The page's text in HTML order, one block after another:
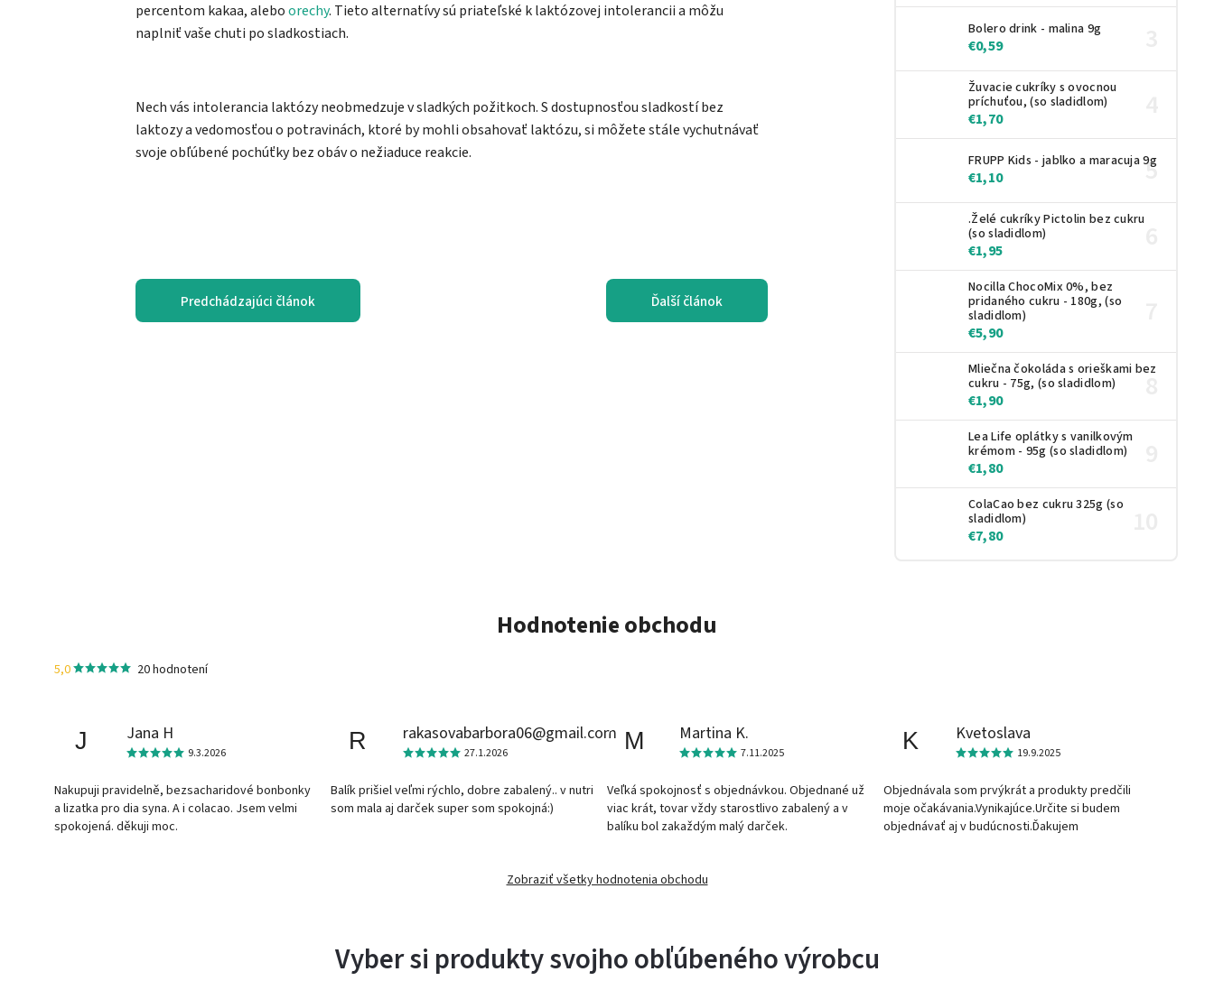
Bolero drink - malina 9g
€0,59
Žuvacie cukríky s ovocnou
príchuťou, (so sladidlom)
€1,70
FRUPP Kids - jablko a maracuja 9g
€1,10
.Želé cukríky Pictolin bez cukru
(so sladidlom)
€1,95
Nocilla ChocoMix 0%, bez
pridaného cukru - 180g, (so
sladidlom)
€5,90
Mliečna čokoláda s orieškami bez
cukru - 75g, (so sladidlom)
€1,90
Lea Life oplátky s vanilkovým
krémom - 95g (so sladidlom)
€1,80
ColaCao bez cukru 325g (so
sladidlom)
€7,80
percentom kakaa, aleboorechy. Tieto alternatívy sú priateľské k laktózovej intolerancii a môžu
naplniť vaše chuti po sladkostiach.
Nech vás intolerancia laktózy neobmedzuje v sladkých požitkoch. S dostupnosťou sladkostí bez
laktozy a vedomosťou o potravinách, ktoré by mohli obsahovať laktózu, si môžete stále vychutnávať
svoje obľúbené pochúťky bez obáv o nežiaduce reakcie.
Predchádzajúci článok Ďalší článok
Hodnotenie obchodu
5,0 20 hodnotení
J Jana H
9.3.2026
Nakupuji pravidelně, bezsacharidové bonbonky
a lizatka pro dia syna. A i colacao. Jsem velmi
spokojená. děkuji moc.
R rakasovabarbora06@gmail.com
27.1.2026
Balík prišiel veľmi rýchlo, dobre zabalený.. v nutri
som mala aj darček super som spokojná:)
M Martina K.
7.11.2025
Veľká spokojnosť s objednávkou. Objednané už
viac krát, tovar vždy starostlivo zabalený a v
balíku bol zakaždým malý darček.
K Kvetoslava
19.9.2025
Objednávala som prvýkrát a produkty predčili
moje očakávania.Vynikajúce.Určite si budem
objednávať aj v budúcnosti.Ďakujem
Zobraziť všetky hodnotenia obchodu
Vyber si produkty svojho obľúbeného výrobcu